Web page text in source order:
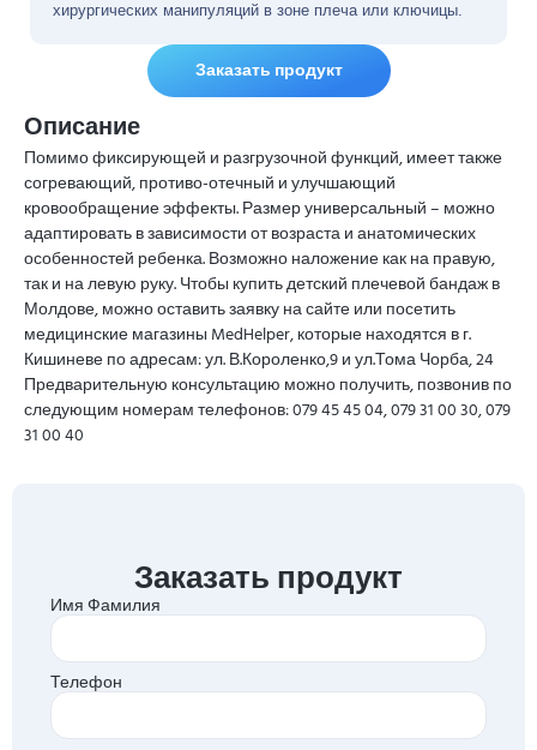
хирургических манипуляций в зоне плеча или ключицы.
Заказать продукт
Описание
Помимо фиксирующей и разгрузочной функций, имеет также
согревающий, противо-отечный и улучшающий
кровообращение эффекты. Размер универсальный – можно
адаптировать в зависимости от возраста и анатомических
особенностей ребенка. Возможно наложение как на правую,
так и на левую руку. Чтобы купить детский плечевой бандаж в
Молдове, можно оставить заявку на сайте или посетить
медицинские магазины MedHelper, которые находятся в г.
Кишиневе по адресам: ул. В.Короленко,9 и ул.Тома Чорба, 24
Предварительную консультацию можно получить, позвонив по
следующим номерам телефонов: 079 45 45 04, 079 31 00 30, 079
31 00 40
Заказать продукт
Имя Фамилия
Телефон